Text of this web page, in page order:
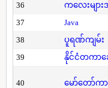
36 ကလေးမျာ
37
Java
38
ပူရဏ်ကျမ်း
39
နိုင်ငံတကာခ
40 မော်တော်က